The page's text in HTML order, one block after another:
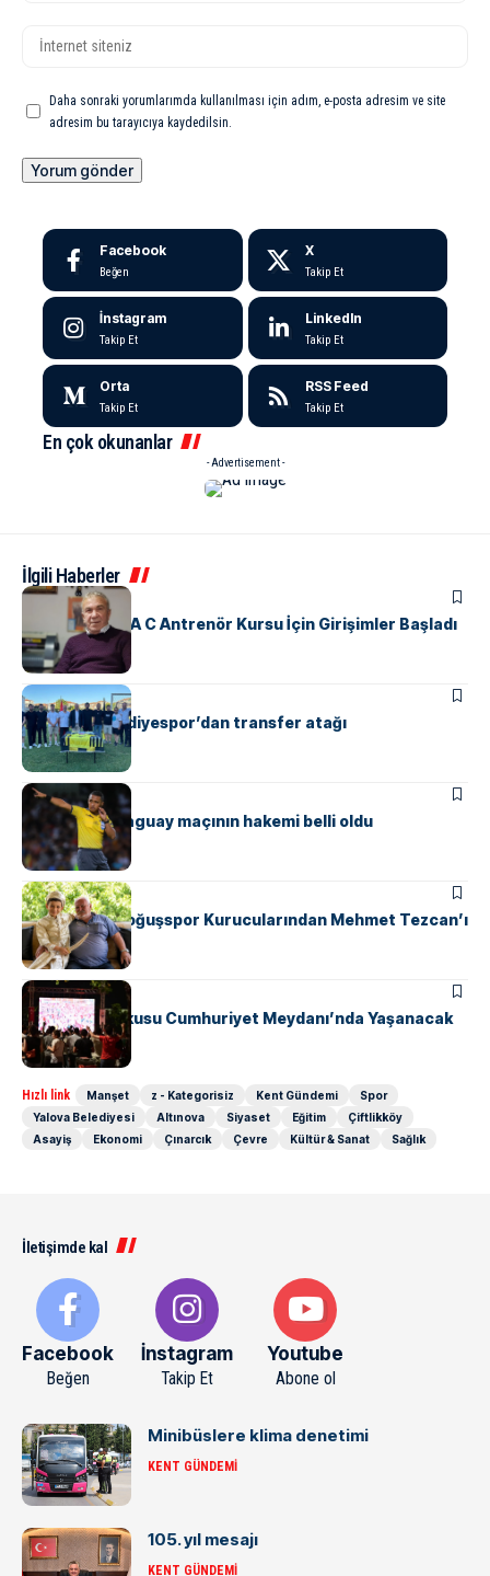
Daha sonraki yorumlarımda kullanılması için adım, e-posta adresim ve site
adresim bu tarayıcıya kaydedilsin.
Facebook
Beğen
X
Takip Et
İnstagram
Takip Et
LinkedIn
Takip Et
Orta
Takip Et
RSS Feed
Takip Et
En çok okunanlar
- Advertisement -
İlgili Haberler
SPOR
Yalova’da UEFA C Antrenör Kursu İçin Girişimler Başladı
ÇINARCIKSPOR
Çınarcık Belediyespor’dan transfer atağı
SPOR
Türkiye – Paraguay maçının hakemi belli oldu
SPOR
Safranyolu Doğuşspor Kurucularından Mehmet Tezcan’ı
Unutmadı
GÜNDEMSPOR
Milli Maç Coşkusu Cumhuriyet Meydanı’nda Yaşanacak
Hızlı link Manşet z - Kategorisiz Kent Gündemi
Spor
Yalova Belediyesi
Altınova Siyaset Eğitim
Çiftlikköy
Asayiş
Ekonomi Çınarcık Çevre Kültür & Sanat Sağlık
İletişimde kal
Facebook
Beğen
İnstagram
Takip Et
Youtube
Abone ol
Minibüslere klima denetimi
KENT GÜNDEMI
105. yıl mesajı
KENT GÜNDEMI